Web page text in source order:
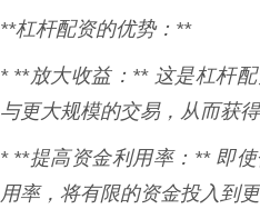
**杠杆配资的优势：**
* **放大收益：** 这是杠杆
与更大规模的交易，从而获得
* **提高资金利用率：** 即
用率，将有限的资金投入到